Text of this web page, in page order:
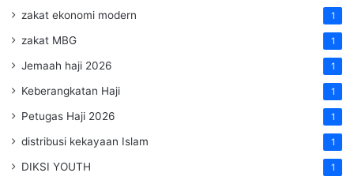
zakat ekonomi modern 1
zakat MBG 1
Jemaah haji 2026 1
Keberangkatan Haji 1
Petugas Haji 2026 1
distribusi kekayaan Islam 1
DIKSI YOUTH 1